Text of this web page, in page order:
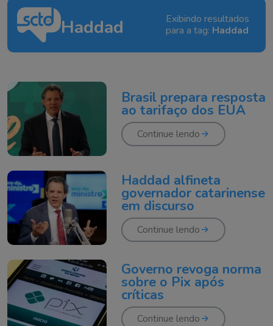
Haddad
Exibindo resultados
para a tag: Haddad
Brasil prepara resposta
ao tarifaço dos EUA
Continue lendo
Haddad alfineta
governador catarinense
em discurso
Continue lendo
Governo revoga norma
sobre o Pix após
críticas
Continue lendo